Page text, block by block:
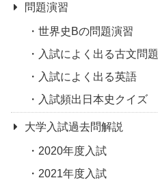
問題演習
世界史Bの問題演習
入試によく出る古文問題
入試によく出る英語
入試頻出日本史クイズ
大学入試過去問解説
2020年度入試
2021年度入試